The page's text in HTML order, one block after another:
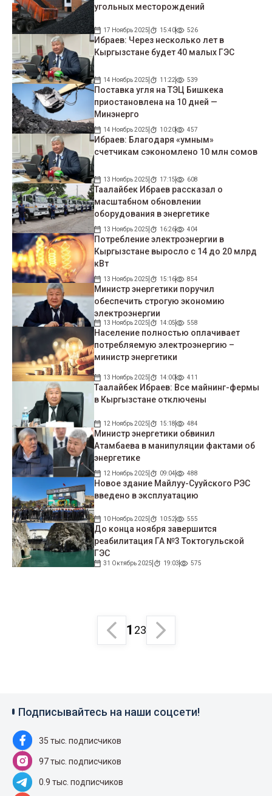
угольных месторождений
17 Ноябрь 2025 15:40 526
Ибраев: Через несколько лет в
Кыргызстане будет 40 малых ГЭС
14 Ноябрь 2025 11:22 539
Поставка угля на ТЭЦ Бишкека
приостановлена на 10 дней —
Минэнерго
14 Ноябрь 2025 10:20 457
Ибраев: Благодаря «умным»
счетчикам сэкономлено 10 млн сомов
13 Ноябрь 2025 17:15 608
Таалайбек Ибраев рассказал о
масштабном обновлении
оборудования в энергетике
13 Ноябрь 2025 16:26 404
Потребление электроэнергии в
Кыргызстане выросло с 14 до 20 млрд
кВт
13 Ноябрь 2025 15:16 854
Министр энергетики поручил
обеспечить строгую экономию
электроэнергии
13 Ноябрь 2025 14:05 558
Население полностью оплачивает
потребляемую электроэнергию –
министр энергетики
13 Ноябрь 2025 14:00 411
Таалайбек Ибраев: Все майнинг-фермы
в Кыргызстане отключены
12 Ноябрь 2025 15:18 484
Министр энергетики обвинил
Атамбаева в манипуляции фактами об
энергетике
12 Ноябрь 2025 09:04 488
Новое здание Майлуу-Сууйского РЭС
введено в эксплуатацию
10 Ноябрь 2025 10:52 555
До конца ноября завершится
реабилитация ГА №3 Токтогульской
ГЭС
31 Октябрь 2025 19:03 575
1 23
Подписывайтесь на наши соцсети!
35 тыс. подписчиков
97 тыс. подписчиков
0.9 тыс. подписчиков